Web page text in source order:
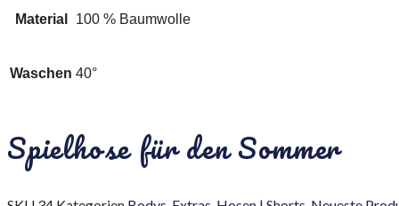
Material 100 % Baumwolle
Waschen 40°
Spielhose für den Sommer